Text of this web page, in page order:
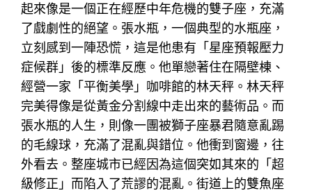
起來像是一個正在經歷中年危機的雙子座，充滿
了戲劇性的絕望。張水瓶，一個典型的水瓶座，
立刻感到一陣恐慌，這是他患有「星座預報壓力
症候群」後的標準反應。他單戀著住在隔壁棟、
經營一家「平衡美學」咖啡館的林天秤。林天秤
完美得像是從黃金分割線中走出來的藝術品。而
張水瓶的人生，則像一團被獅子座暴君隨意亂踢
的毛線球，充滿了混亂與錯位。他衝到窗邊，往
外看去。整座城市已經因為這個突如其來的「超
級修正」而陷入了荒謬的混亂。街道上的雙魚座